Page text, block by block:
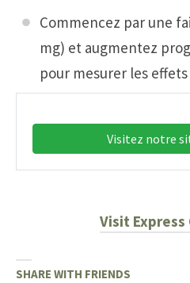
Commencez par une
mg) et augmentez
pour mesurer les
Visitez notre
Visit Express
SHARE WITH FRIENDS